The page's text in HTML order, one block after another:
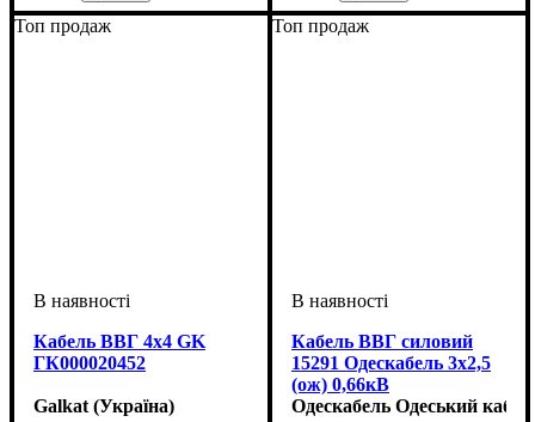
Перетин кабелю: 3х25 Перетин кабелю: 3х4
Топ продаж
Кабель ВВГ 4х4 GK
ГК000020452
Galkat (Україна)
Топ продаж
Кабель ВВГ силовий
15291 Одескабель 3x2,5
(ож) 0,66кВ
Одескабель Одеський